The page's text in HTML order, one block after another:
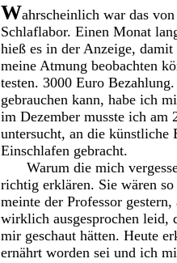
Wahrscheinlich war das
Schlaflabor. Einen Monat
hieß es in der Anzeige,
meine Atmung beobachten
testen. 3000 Euro
gebrauchen kann, habe ich
im Dezember musste ich am
untersucht, an die künstliche
Einschlafen gebracht.
Warum die mich
richtig erklären. Sie wären
meinte der Professor
wirklich ausgesprochen leid,
mir geschaut hätten. Heute
ernährt worden sei und ich